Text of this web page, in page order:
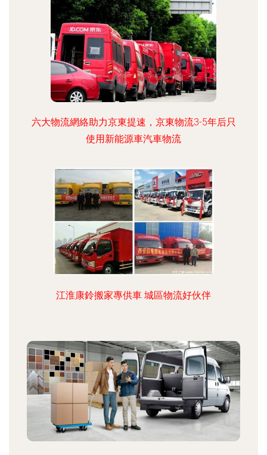
六大物流網絡助力京東提速，京東物流3-5年后只
使用新能源車汽車物流
江淮康鈴搬家專供車 城區物流好伙伴